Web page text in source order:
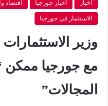
أخبار أخبار جورجيا اقتصاد
الاستثمار في جورجيا
وزير
مع جورجيا ممكن
المجالات”